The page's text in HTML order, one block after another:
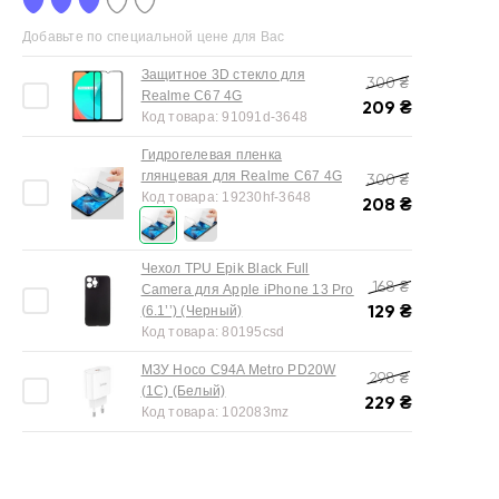
Добавьте по специальной цене для Вас
Защитное 3D стекло для
Realme C67 4G
Код товара:91091d-3648
300₴
209 ₴
Гидрогелевая пленка
глянцевая для Realme C67 4G
Код товара: 19230hf-3648
300₴
208 ₴
Чехол TPU Epik Black Full
Camera для Apple iPhone 13 Pro
(6.1’’) (Черный)
Код товара:80195csd
168₴
129 ₴
МЗУ Hoco C94A Metro PD20W
(1C) (Белый)
Код товара: 102083mz
298₴
229 ₴